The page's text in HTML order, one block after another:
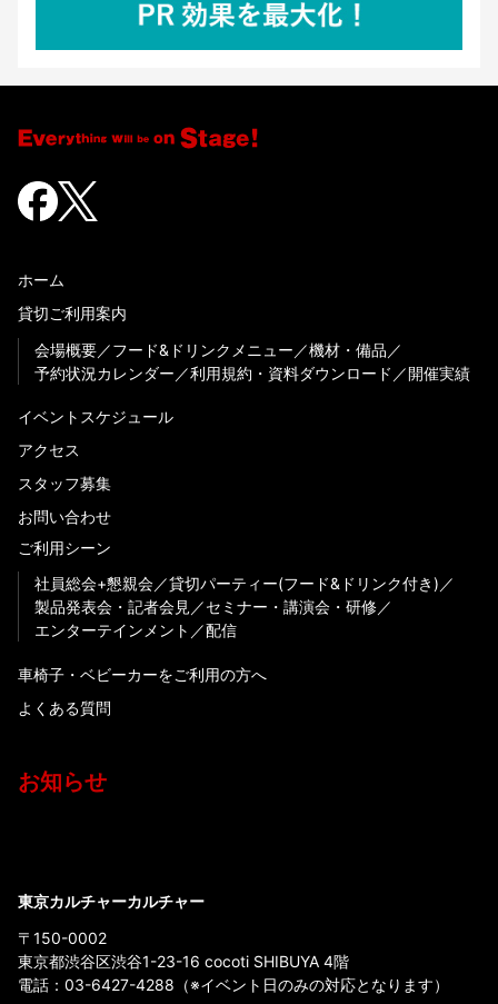
ホーム
貸切ご利用案内
会場概要
フード&ドリンクメニュー
機材・備品
予約状況カレンダー
利用規約・資料ダウンロード 開催実績
イベントスケジュール
アクセス
スタッフ募集
お問い合わせ
ご利用シーン
社員総会+懇親会
貸切パーティー(フード&ドリンク付き)
製品発表会・記者会見
セミナー・講演会・研修
エンターテインメント
配信
車椅子・ベビーカーをご利用の方へ
よくある質問
お知らせ
東京カルチャーカルチャー
〒150-0002
東京都渋谷区渋谷1-23-16 cocoti SHIBUYA 4階
電話： 03-6427-4288 （※イベント日のみの対応となります）